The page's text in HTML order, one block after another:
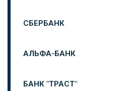
СБЕРБАНК
АЛЬФА-БАНК
БАНК "ТРАСТ"